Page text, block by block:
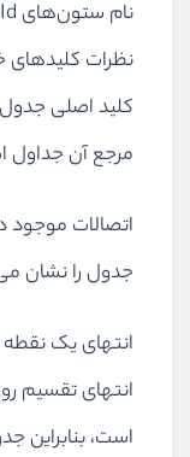
نام ستون‌های
نظرات کلیدهای
کلید اصلی
مرجع آن جداول
اتصالات موجود
جدول را نشان
انتهای یک نقطه
انتهای تقسیم
است،‌ بنابراین